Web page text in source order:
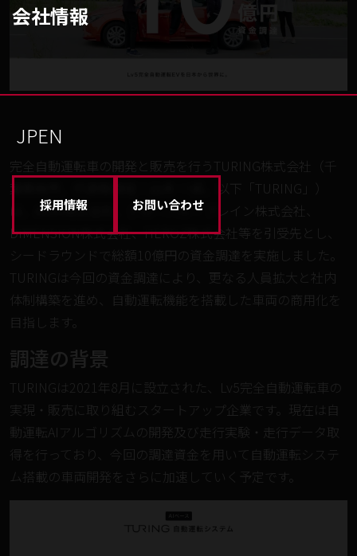
会社情報
EN
JP
採用情報 お問い合わせ
完全自動運転車の開発と販売を行うTURING株式会社（千
葉県柏市、代表取締役：山本 一成、以下「TURING」）
は、ANRI株式会社、グローバル・ブレイン株式会社、
DIMENSION株式会社、HEROZ株式会社等を引受先とし、
シードラウンドで総額10億円の資金調達を実施しました。
TURINGは今回の資金調達により、更なる人員拡大と社内
体制構築を進め、自動運転機能を搭載した車両の商用化を
目指します。
調達の背景
TURINGは2021年8月に設立された、Lv5完全自動運転車の
実現・販売に取り組むスタートアップ企業です。現在は自
動運転AIアルゴリズムの開発及び走行実験・走行データ取
得を行っており、今回の調達資金を用いて自動運転システ
ム搭載の車両開発をさらに加速していく予定です。